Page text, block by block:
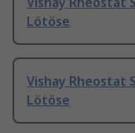
Lötöse
Vishay Rheostat
Lötöse